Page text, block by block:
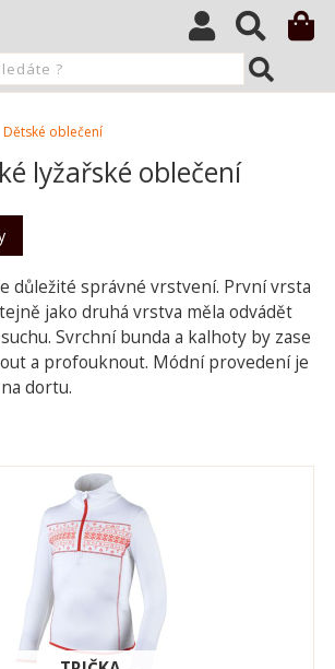
Dětské oblečení
lyžařské oblečení
důležité správné vrstvení. První vrsta
jako druhá vrstva měla odvádět
Svrchní bunda a kalhoty by zase
a profouknout. Módní provedení je
dortu.